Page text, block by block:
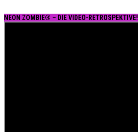
NEON ZOMBIE® – DIE VIDEO-RETROSPEKTIVE!